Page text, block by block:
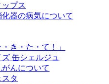
プス
器の病気について
き・た・て！」
缶シェルジュ
んについて
タ